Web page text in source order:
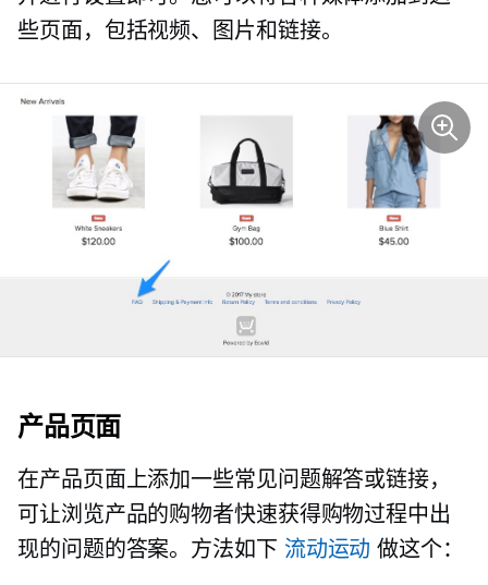
些页面，包括视频、图片和链接。
产品页面
在产品页面上添加一些常见问题解答或链接，
可让浏览产品的购物者快速获得购物过程中出
现的问题的答案。方法如下 流动运动 做这个：